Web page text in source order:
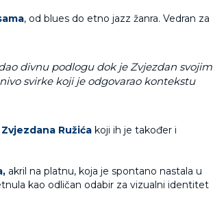
, od blues do etno jazz žanra. Vedran za
divnu podlogu dok je Zvjezdan svojim
svirke koji je odgovarao kontekstu
Ružića koji ih je također i
akril na platnu, koja je spontano nastala u
kao odličan odabir za vizualni identitet